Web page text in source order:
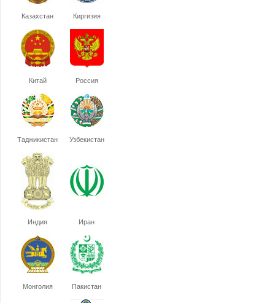
Казахстан Киргизия
Китай Россия
Таджикистан Узбекистан
Индия Иран
Монголия Пакистан